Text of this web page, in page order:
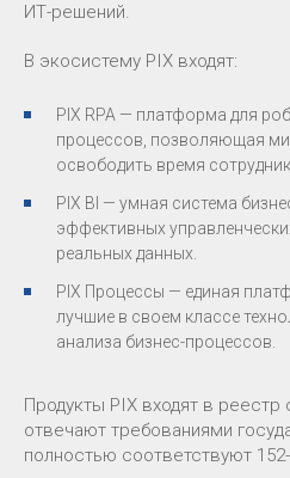
ИТ-решений.
В экосистему PIX входят:
PIX RPA — платформа для
процессов, позволяющая
освободить время
PIX BI — умная система
эффективных
реальных данных.
PIX Процессы — единая
лучшие в своем классе
анализа бизнес-процессов.
Продукты PIX входят в реестр
отвечают требованиями
полностью соответствуют